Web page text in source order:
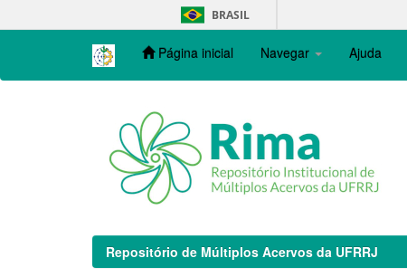
navigation
BRASIL
Página inicial Navegar Ajuda
Repositório de Múltiplos Acervos da UFRRJ